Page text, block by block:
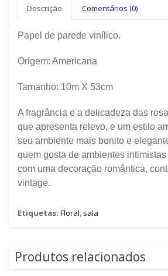
Descrição Comentários (0)
Papel de parede vinílico.
Origem: Americana
Tamanho: 10m X 53cm
A fragrância e a delicadeza das
que apresenta relevo, e um estilo
seu ambiente mais bonito e
quem gosta de ambientes
com uma decoração romântica,
vintage.
Etiquetas: Floral, sala
Produtos relacionados